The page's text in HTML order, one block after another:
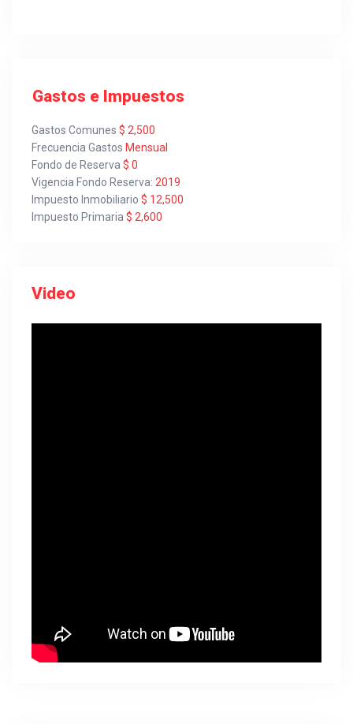
Gastos e Impuestos
Gastos Comunes $ 2,500
Frecuencia Gastos Mensual
Fondo de Reserva $ 0
Vigencia Fondo Reserva: 2019
Impuesto Inmobiliario $ 12,500
Impuesto Primaria $ 2,600
Video